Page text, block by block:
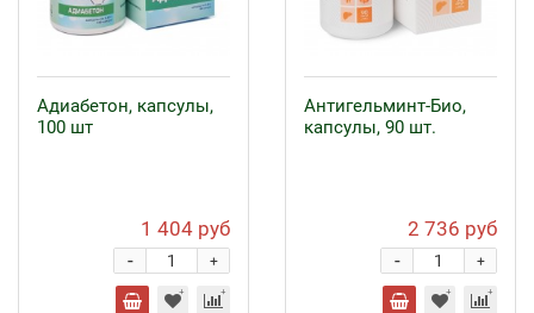
Адиабетон, капсулы,
100 шт
1 404 руб
+
-
Антигельминт-Био,
капсулы, 90 шт.
2 736 руб
+
-